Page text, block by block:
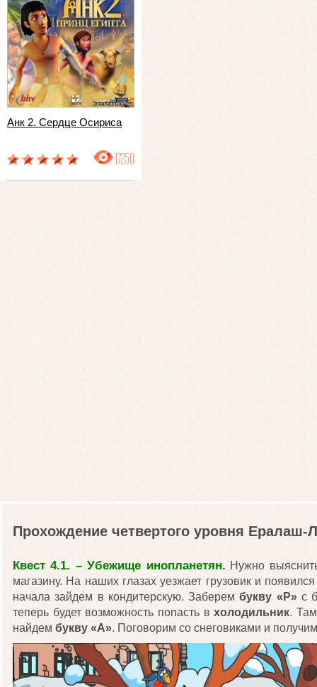
Анк 2. Сердце Осириса
17250
Прохождение четвертого уровня Ералаш-
Квест 4.1. – Убежище инопланетян. Нужно
магазину. На наших глазах уезжает грузовик и
начала зайдем в кондитерскую. Заберембукву «Р»с
теперь будет возможность попасть вхолодильник.
найдем букву «А». Поговорим со снеговиками и